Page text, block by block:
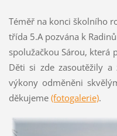
Téměř na konci školního
třída 5.A pozvána k
spolužačkou Sárou, která
Děti si zde zasoutěžily a
výkony odměněni
děkujeme (fotogalerie).